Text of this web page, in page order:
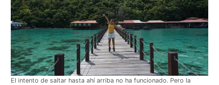
El intento de saltar hasta ahí arriba no ha funcionado. Pero la